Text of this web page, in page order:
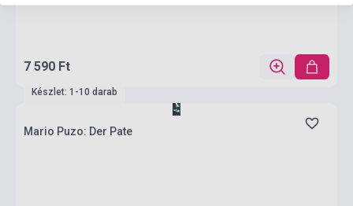
7 590 Ft
Készlet: 1-10 darab
Mario Puzo: Der Pate